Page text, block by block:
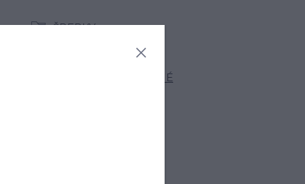
ŠPERKY
STŘÍBRNÉ ŠPERKY
NÁUŠNICE STŘÍBRNÉ